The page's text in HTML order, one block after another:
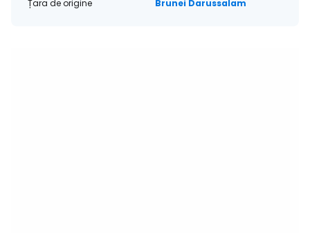
Țara de origine
Brunei Darussalam